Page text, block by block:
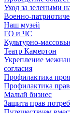
Уход за зелеными
Военно-
Наш музей
ГО и ЧС
Культурно-
Театр Камертон
Укрепление
согласия
Профилактика
Профилактика
Малый бизнес
Защита прав